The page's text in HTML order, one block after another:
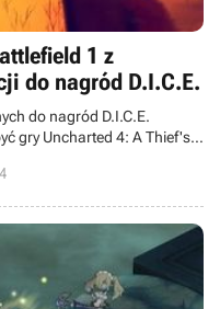
1 z
do nagród D.I.C.E.
do nagród D.I.C.E.
gry Uncharted 4: A Thief's